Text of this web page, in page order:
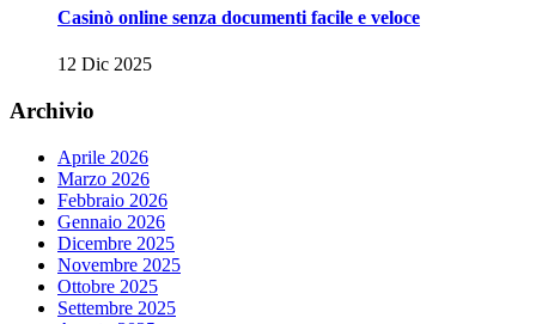
Casinò online senza documenti facile e veloce
12 Dic 2025
Archivio
Aprile 2026
Marzo 2026
Febbraio 2026
Gennaio 2026
Dicembre 2025
Novembre 2025
Ottobre 2025
Settembre 2025